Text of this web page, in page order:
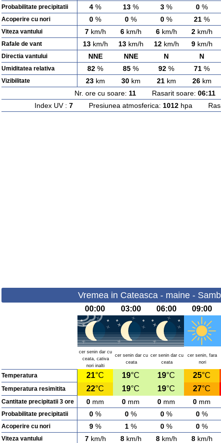
Probabilitate precipitatii 4 % 13 % 3 % 0 %
Acoperire cu nori 0 % 0 % 0 % 21 %
Viteza vantului 7km/h 6km/h 6km/h 2km/h
Rafale de vant 13km/h 13km/h 12km/h 9km/h
Directia vantului NNE NNE N N
Umiditatea relativa 82 % 85 % 92 % 71 %
Vizibilitate 23km 30km 21km 26km
Nr. ore cu soare: 11Rasarit soare: 06:11
Index UV : 7 Presiunea atmosferica: 1012 hpa
Vremea in Cateasca - maine -
00:00 03:00 06:00 09:00
cer senin dar cu
ceata, cativa
nori inalti
cer senin dar cu
ceata
cer senin dar cu
ceata
cer senin, fara
nori
Temperatura 21°C 19°C 19°C 25°C
Temperatura resimitita 22°C 19°C 19°C 27°C
Cantitate precipitatii 3 ore 0 mm 0 mm 0 mm 0 mm
Probabilitate precipitatii 0 % 0 % 0 % 0 %
Acoperire cu nori 9 % 1 % 0 % 0 %
Viteza vantului 7km/h 8km/h 8km/h 8km/h